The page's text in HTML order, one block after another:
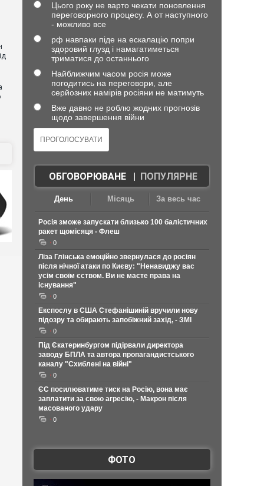
Цього року не варто чекати поновлення
переговорного процесу. А от наступного
- можливо все
рф навпаки піде на ескалацію попри
здоровий глузд і намагатиметься
триматися до останнього
Найближчим часом росія може
погодитись на переговори, але
серйозних намірів росіяни не матимуть
Вже давно не роблю жодних прогнозів
щодо завершення війни
ОБГОВОРЮВАНЕ| ПОПУЛЯРНЕ
День Місяць За весь час
Росія зможе запускати близько 100 балістичних
ракет щомісяця - Флеш
0
Ліза Глінська емоційно звернулася до росіян
після нічної атаки по Києву: "Ненавиджу вас
усім своїм єством. Ви не маєте права на
існування"
0
Експослу в США Стефанішиній вручили нову
підозру та обирають запобіжний захід, - ЗМІ
0
Під Єкатеринбургом підірвали директора
заводу БПЛА та автора пропагандистського
каналу "Схиблені на війні"
0
ЄС посилюватиме тиск на Росію, вона має
заплатити за свою агресію, - Макрон після
масованого удару
0
ФОТО